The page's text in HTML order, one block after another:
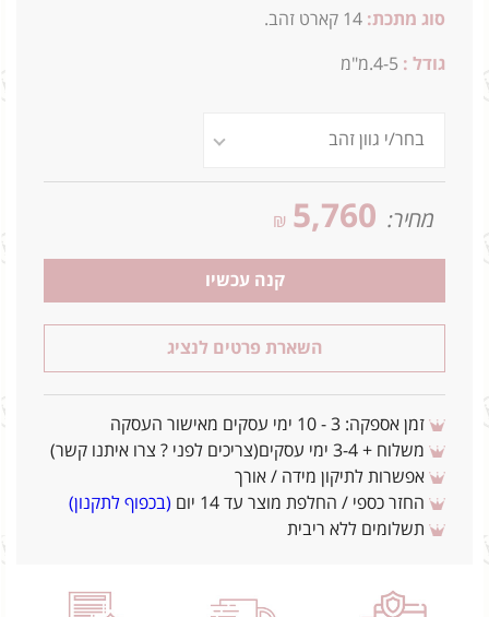
סוג מתכת: 14 קארט זהב.
גודל : 4-5.מ"מ
מחיר: 5,760
₪
קנה עכשיו
השארת פרטים לנציג
זמן אספקה: 3 - 10 ימי עסקים מאישור העסקה
משלוח + 3-4 ימי עסקים(צריכים לפני ? צרו איתנו קשר)
אפשרות לתיקון מידה / אורך
החזר כספי / החלפת מוצר עד 14 יום
(בכפוף לתקנון)
תשלומים ללא ריבית